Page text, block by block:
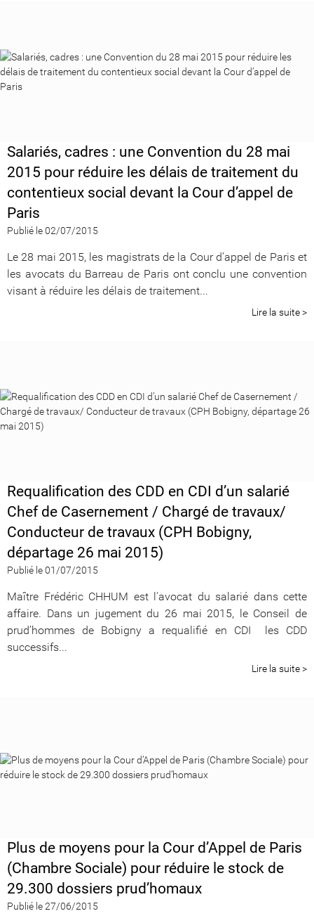
Salariés, cadres : une Convention du 28 mai
2015 pour réduire les délais de traitement du
contentieux social devant la Cour d’appel de
Paris
Publié le 02/07/2015
Le 28 mai 2015, les magistrats de la Cour d’appel de Paris et
les avocats du Barreau de Paris ont conclu une convention
visant à réduire les délais de traitement...
Lire la suite >
Requalification des CDD en CDI d’un salarié
Chef de Casernement / Chargé de travaux/
Conducteur de travaux (CPH Bobigny,
départage 26 mai 2015)
Publié le 01/07/2015
Maître Frédéric CHHUM est l'avocat du salarié dans cette
affaire. Dans un jugement du 26 mai 2015, le Conseil de
prud’hommes de Bobigny a requalifié en CDI les CDD
successifs...
Lire la suite >
Plus de moyens pour la Cour d’Appel de Paris
(Chambre Sociale) pour réduire le stock de
29.300 dossiers prud’homaux
Publié le 27/06/2015